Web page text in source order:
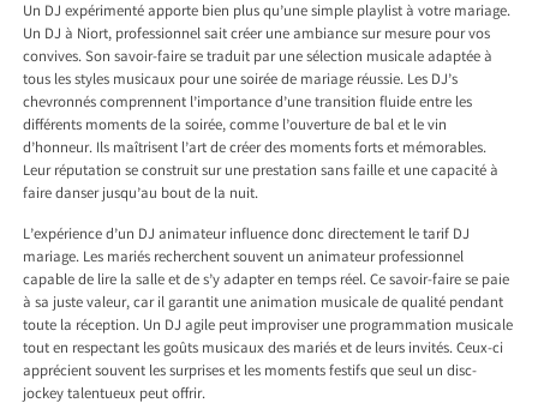
Un DJ expérimenté apporte bien plus qu’une simple playlist à votre mariage.
Un DJ à Niort, professionnel sait créer une ambiance sur mesure pour vos
convives. Son savoir-faire se traduit par une sélection musicale adaptée à
tous les styles musicaux pour une soirée de mariage réussie. Les DJ’s
chevronnés comprennent l’importance d’une transition fluide entre les
différents moments de la soirée, comme l’ouverture de bal et le vin
d’honneur. Ils maîtrisent l’art de créer des moments forts et mémorables.
Leur réputation se construit sur une prestation sans faille et une capacité à
faire danser jusqu’au bout de la nuit.
L’expérience d’un DJ animateur influence donc directement le tarif DJ
mariage. Les mariés recherchent souvent un animateur professionnel
capable de lire la salle et de s’y adapter en temps réel. Ce savoir-faire se paie
à sa juste valeur, car il garantit une animation musicale de qualité pendant
toute la réception. Un DJ agile peut improviser une programmation musicale
tout en respectant les goûts musicaux des mariés et de leurs invités. Ceux-ci
apprécient souvent les surprises et les moments festifs que seul un disc-
jockey talentueux peut offrir.